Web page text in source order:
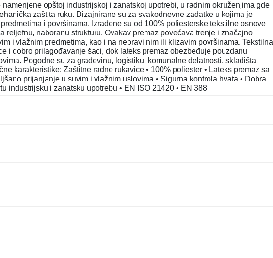
opštoj industrijskoj i zanatskoj upotrebi, u radnim okruženjima gde
zaštita ruku. Dizajnirane su za svakodnevne zadatke u kojima je
i površinama. Izrađene su od 100% poliesterske tekstilne osnove
reljefnu, naboranu strukturu. Ovakav premaz povećava trenje i značajno
i vlažnim predmetima, kao i na nepravilnim ili klizavim površinama. Tekstilna
i dobro prilagođavanje šaci, dok lateks premaz obezbeđuje pouzdanu
Pogodne su za građevinu, logistiku, komunalne delatnosti, skladišta,
karakteristike: Zaštitne radne rukavice • 100% poliester • Lateks premaz sa
prijanjanje u suvim i vlažnim uslovima • Sigurna kontrola hvata • Dobra
industrijsku i zanatsku upotrebu • EN ISO 21420 • EN 388